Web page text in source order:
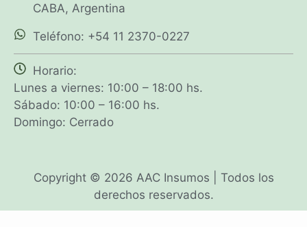
CABA, Argentina
Teléfono: +54 11 2370-0227
Horario:
Lunes a viernes: 10:00 – 18:00 hs.
Sábado: 10:00 – 16:00 hs.
Domingo: Cerrado
Copyright © 2026 AAC Insumos | Todos los
derechos reservados.